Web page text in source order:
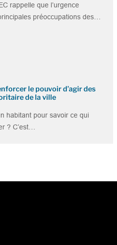
rappelle que l’urgence
préoccupations des…
le pouvoir d’agir des
de la ville
habitant pour savoir ce qui
? C’est…